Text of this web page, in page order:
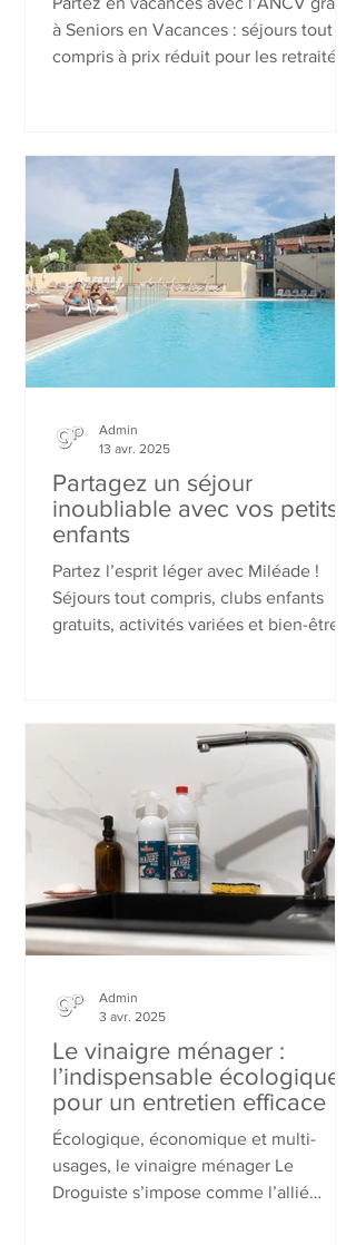
à Seniors en Vacances : séjours tout
compris à prix réduit pour les retraités,
Partagez un séjour
inoubliable avec vos petits-
enfants
Partez l’esprit léger avec Miléade !
Séjours tout compris, clubs enfants
gratuits, activités variées et bien-être
loisirs, tout est sur place. Cet été, cap
sur des vacances sereines et
conviviales dans nos Villages Clubs à
prix malin.
Admin
13 avr. 2025
Le vinaigre ménager :
l’indispensable écologique
pour un entretien efficace
Écologique, économique et multi-
usages, le vinaigre ménager Le
Droguiste s’impose comme l’allié
Admin
3 avr. 2025